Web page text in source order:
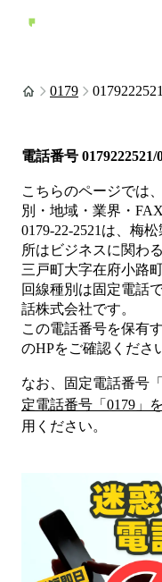
0179 0179222521
電話番号 0179222521/
こちらのページでは、
別・地域・業界・
0179-22-2521 は、 梅松
所は ビジネスに関わ
三戸町大字在府小路
回線種別は固定電話
話株式会社です。
この電話番号を保有
のHPをご確認くださ
なお、固定電話番号「
定電話番号「 0179 」
用ください。